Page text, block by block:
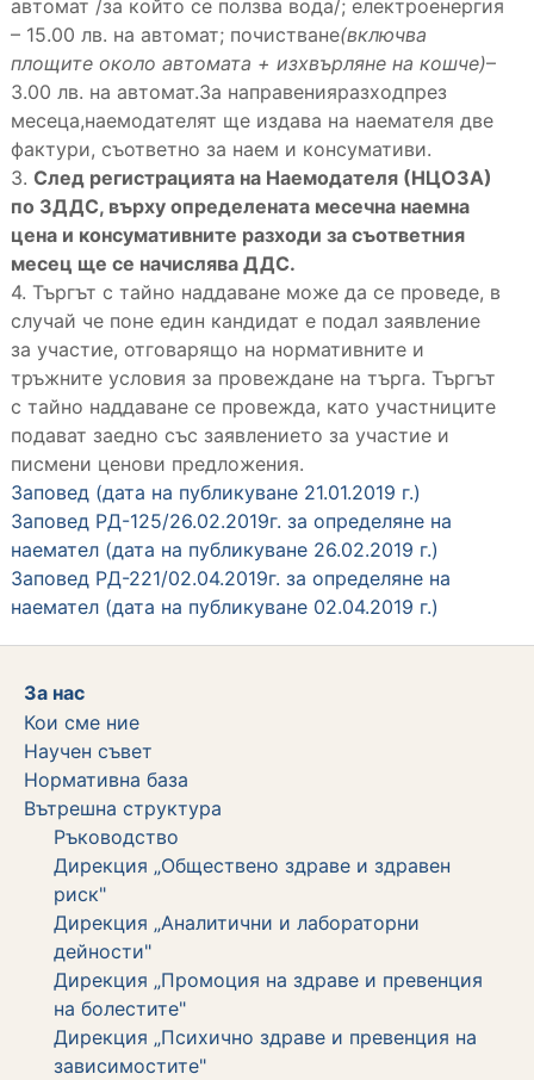
автомат /за който се ползва вода/; електроенергия
– 15.00 лв. на автомат; почистване(включва
площите около автомата + изхвърляне на кошче)–
3.00 лв. на автомат.За направенияразходпрез
месеца,наемодателят ще издава на наемателя две
фактури, съответно за наем и консумативи.
3. След регистрацията на Наемодателя (НЦОЗА)
по ЗДДС, върху определената месечна наемна
цена и консумативните разходи за съответния
месец ще се начислява ДДС.
4. Търгът с тайно наддаване може да се проведе, в
случай че поне един кандидат е подал заявление
за участие, отговарящо на нормативните и
тръжните условия за провеждане на търга. Търгът
с тайно наддаване се провежда, като участниците
подават заедно със заявлението за участие и
писмени ценови предложения.
Заповед (дата на публикуване 21.01.2019 г.)
Заповед РД-125/26.02.2019г. за определяне на
наемател (дата на публикуване 26.02.2019 г.)
Заповед РД-221/02.04.2019г. за определяне на
наемател (дата на публикуване 02.04.2019 г.)
За нас
Кои сме ние
Научен съвет
Нормативна база
Вътрешна структура
Ръководство
Дирекция „Обществено здраве и здравен
риск"
Дирекция „Аналитични и лабораторни
дейности"
Дирекция „Промоция на здраве и превенция
на болестите"
Дирекция „Психично здраве и превенция на
зависимостите"